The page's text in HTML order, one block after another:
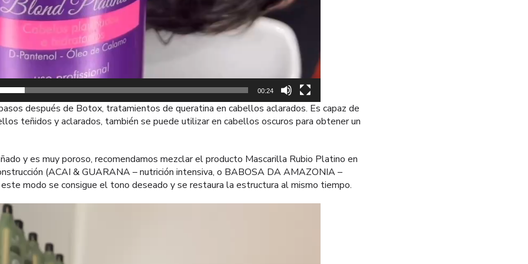
00:24
después de Botox, tratamientos de queratina en cabellos aclarados. Es capaz de
teñidos y aclarados, también se puede utilizar en cabellos oscuros para obtener un
y es muy poroso, recomendamos mezclar el producto Mascarilla Rubio Platino en
(ACAI & GUARANA – nutrición intensiva, o BABOSA DA AMAZONIA –
modo se consigue el tono deseado y se restaura la estructura al mismo tiempo.